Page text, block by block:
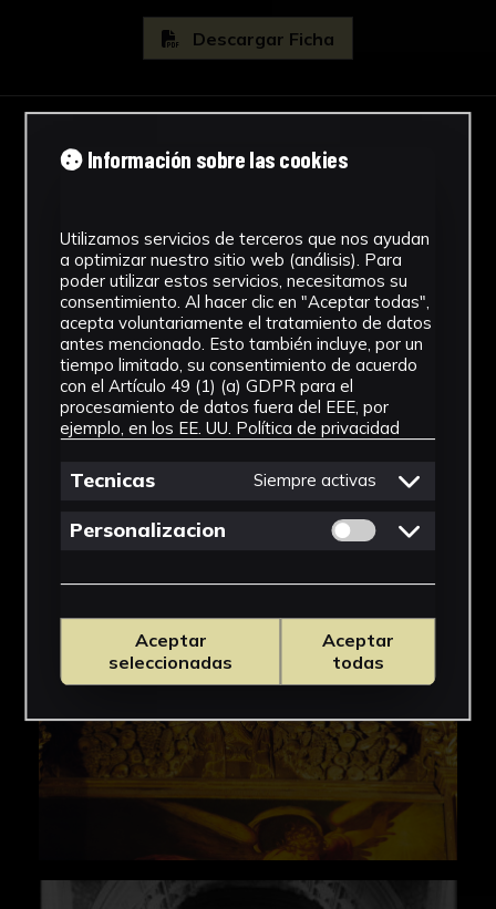
prolongación de las columnas del primer
Es una obra que, arquitectónicamente, sobre
todo su primer cuerpo, se encuentra
influenciada por el retablo mayor de San
Lorenzo de El Escorial y por los presupuestos
tiempo, muestra la asimilación, por parte de
Alonso Matías, de los tratadistas italianos del
Manierismo, recurriendo al monumental orden
corintio de diez módulos definido por Vignola.
Al igual que el retablo mayor de El Escorial, fue
concebido para la exhibición clara de grandes
lienzos, con el objetivo de que sus escenas, de
acuerdo a las directrices trentinas sobre la
ser fácilmente percibidas y comprendidas por
La ornamentación del retablo es escasa, y se
por cabezas de querubes sobre las cajas de las
calles laterales de su primer y segundo cuerpo,
y a las bolas y agujas que rematan la obra,
acentuando estos motivos geométricos el
Se considera que este vocabulario decorativo
procede de la edición gráfica del "Templo de
Salomón", publicado por Jerónimo del Prado y
Juan Bautista Villalpando. Las cajas que
enmarcan las pinturas presentan motivos
decorativos procedentes del repertorio
ornamental clásico, como ovas, dentellones y
Descargar Ficha
IMÁGENES
Información sobre las cookies
Utilizamos servicios de terceros que nos ayudan
a optimizar nuestro sitio web (análisis). Para
poder utilizar estos servicios, necesitamos su
consentimiento. Al hacer clic en "Aceptar todas",
acepta voluntariamente el tratamiento de datos
antes mencionado. Esto también incluye, por un
tiempo limitado, su consentimiento de acuerdo
con el Artículo 49 (1) (a) GDPR para el
procesamiento de datos fuera del EEE, por
ejemplo, en los EE. UU. Política de privacidad
Tecnicas Siempre activas
Personalizacion Permitir cookies
Aceptar
seleccionadas
Aceptar
todas